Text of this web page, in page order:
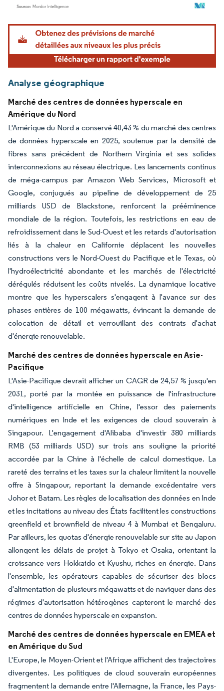
Image © Mordor Intelligence. La réutilisation nécessite une attribution sous CC BY
Analyse géographique
Marché des centres de données hyperscale en
Amérique du Nord
L'Amérique du Nord a conservé 40,43 % du marché des centres
de données hyperscale en 2025, soutenue par la densité de
fibres sans précédent de Northern Virginia et ses solides
interconnexions au réseau électrique. Les lancements continus
de méga-campus par Amazon Web Services, Microsoft et
Google, conjugués au pipeline de développement de 25
milliards USD de Blackstone, renforcent la prééminence
mondiale de la région. Toutefois, les restrictions en eau de
refroidissement dans le Sud-Ouest et les retards d'autorisation
liés à la chaleur en Californie déplacent les nouvelles
constructions vers le Nord-Ouest du Pacifique et le Texas, où
l'hydroélectricité abondante et les marchés de l'électricité
dérégulés réduisent les coûts nivelés. La dynamique locative
montre que les hyperscalers s'engagent à l'avance sur des
phases entières de 100 mégawatts, évincant la demande de
colocation de détail et verrouillant des contrats d'achat
d'énergie renouvelable.
Marché des centres de données hyperscale en Asie-
Pacifique
L'Asie-Pacifique devrait afficher un CAGR de 24,57 % jusqu'en
2031, porté par la montée en puissance de l'infrastructure
d'intelligence artificielle en Chine, l'essor des paiements
numériques en Inde et les exigences de cloud souverain à
Singapour. L'engagement d'Alibaba d'investir 380 milliards
RMB (53 milliards USD) sur trois ans souligne la priorité
accordée par la Chine à l'échelle de calcul domestique. La
rareté des terrains et les taxes sur la chaleur limitent la nouvelle
offre à Singapour, reportant la demande excédentaire vers
Johor et Batam. Les règles de localisation des données en Inde
et les incitations au niveau des États facilitent les constructions
greenfield et brownfield de niveau 4 à Mumbai et Bengaluru.
Par ailleurs, les quotas d'énergie renouvelable sur site au Japon
allongent les délais de projet à Tokyo et Osaka, orientant la
croissance vers Hokkaido et Kyushu, riches en énergie. Dans
l'ensemble, les opérateurs capables de sécuriser des blocs
d'alimentation de plusieurs mégawatts et de naviguer dans des
régimes d'autorisation hétérogènes capteront le marché des
centres de données hyperscale en expansion.
Marché des centres de données hyperscale en EMEA et
en Amérique du Sud
L'Europe, le Moyen-Orient et l'Afrique affichent des trajectoires
divergentes. Les politiques de cloud souverain européennes
fragmentent la demande entre l'Allemagne, la France, les Pays-